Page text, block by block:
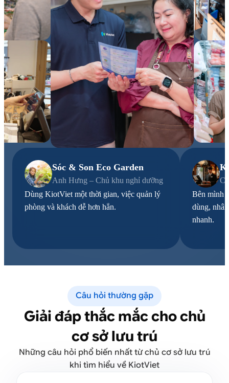
Sóc & Son Eco Garden
Anh Hưng – Chủ khu nghỉ dưỡng
Dùng KiotViet một thời gian, việc quản lý
phòng và khách dễ hơn hẳn.
Bên mình
dùng,
nhanh.
Câu hỏi thường gặp
Giải đáp thắc mắc cho chủ
cơ sở lưu trú
Những câu hỏi phổ biến nhất từ chủ cơ sở lưu trú
khi tìm hiểu về KiotViet